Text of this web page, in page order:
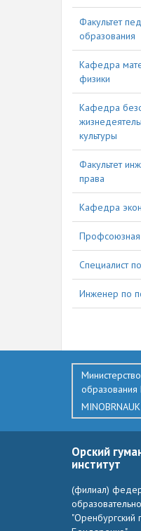
Факультет
образования
Кафедра
физики
Кафедра
культуры
Факультет
права
Кафедра
Профсоюзная
Специалист
Инженер по
Орский
институт
(филиал)
"Оренбургский